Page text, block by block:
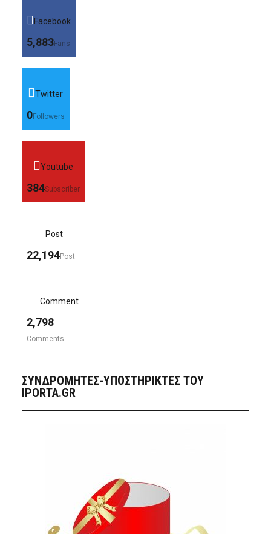
Facebook
5,883Fans
Twitter
0Followers
Youtube
384Subscriber
Post
22,194Post
Comment
2,798
Comments
ΣΥΝΔΡΟΜΗΤΈΣ-ΥΠΟΣΤΗΡΙΚΤΈΣ ΤΟΥ
IPORTA.GR